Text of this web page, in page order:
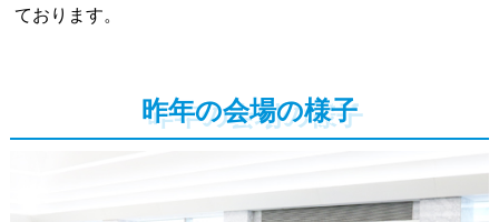
ております。
昨年の会場の様子